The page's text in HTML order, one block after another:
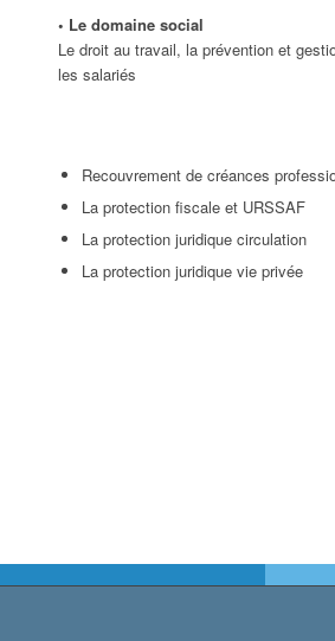
• Le domaine social
Le droit au travail, la prévention et
les salariés
Recouvrement de créances
La protection fiscale et URSSAF
La protection juridique circulation
La protection juridique vie privée